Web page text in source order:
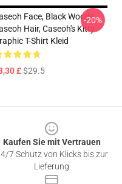
Face, Black Woody,
Hair, Caseoh's Kitty
T-Shirt Kleid
£$29.5
-20%
Kaufen Sie mit Vertrauen
7 Schutz von Klicks bis zur
Lieferung